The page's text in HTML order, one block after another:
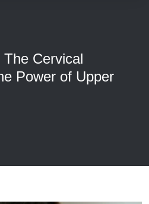
Cervical
Power of Upper